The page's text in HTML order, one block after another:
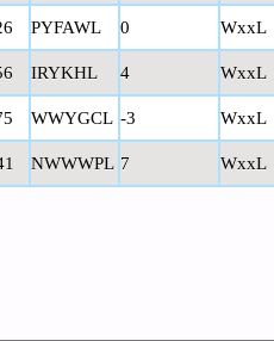
PYFAWL 0 WxxL
IRYKHL 4 WxxL
WWYGCL -3 WxxL
NWWWPL 7 WxxL